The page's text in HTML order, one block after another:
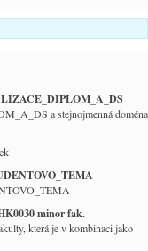
a stejnojmenná doména
minor fak.
která je v kombinaci jako